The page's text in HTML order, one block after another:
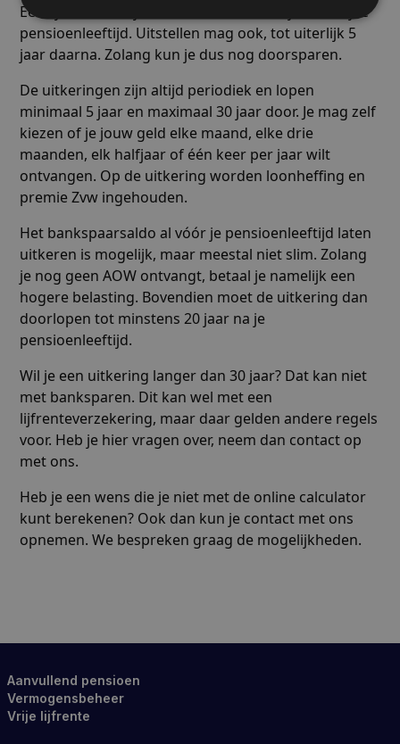
Een lijfrente kun je laten uitkeren vanaf je wettelijke
pensioenleeftijd. Uitstellen mag ook, tot uiterlijk 5
jaar daarna. Zolang kun je dus nog doorsparen.
De uitkeringen zijn altijd periodiek en lopen
minimaal 5 jaar en maximaal 30 jaar door. Je mag zelf
kiezen of je jouw geld elke maand, elke drie
maanden, elk halfjaar of één keer per jaar wilt
ontvangen. Op de uitkering worden loonheffing en
premie Zvw ingehouden.
Het bankspaarsaldo al vóór je pensioenleeftijd laten
uitkeren is mogelijk, maar meestal niet slim. Zolang
je nog geen AOW ontvangt, betaal je namelijk een
hogere belasting. Bovendien moet de uitkering dan
doorlopen tot minstens 20 jaar na je
pensioenleeftijd.
Wil je een uitkering langer dan 30 jaar? Dat kan niet
met banksparen. Dit kan wel met een
lijfrenteverzekering, maar daar gelden andere regels
voor. Heb je hier vragen over, neem dan contact op
met ons.
Heb je een wens die je niet met de online calculator
kunt berekenen? Ook dan kun je contact met ons
opnemen. We bespreken graag de mogelijkheden.
Aanvullend pensioen
Vermogensbeheer
Vrije lijfrente